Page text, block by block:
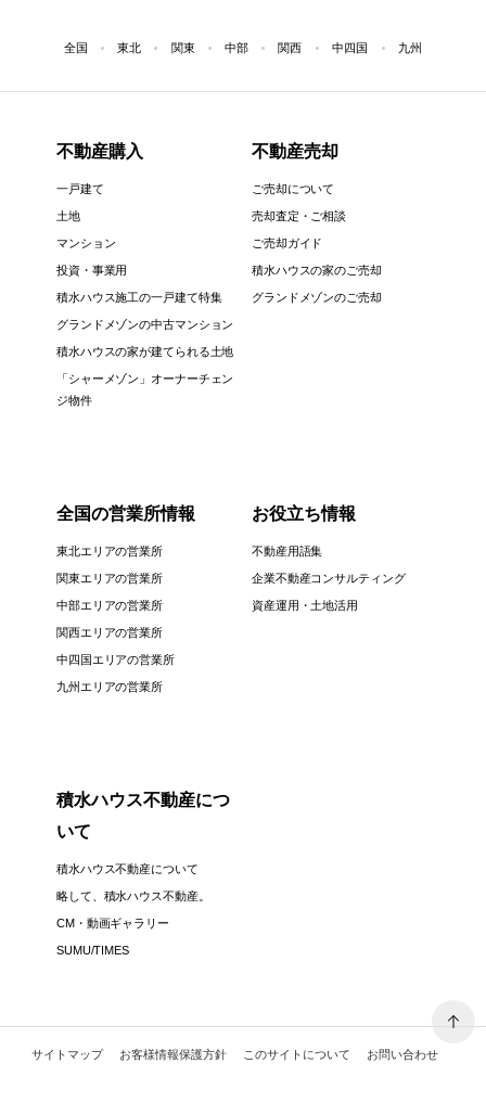
全国 東北 関東 中部 関西 中四国 九州
不動産購入
一戸建て
土地
マンション
投資・事業用
積水ハウス施工の一戸建て特集
グランドメゾンの中古マンション
積水ハウスの家が建てられる土地
「シャーメゾン」オーナーチェン
ジ物件
不動産売却
ご売却について
売却査定・ご相談
ご売却ガイド
積水ハウスの家のご売却
グランドメゾンのご売却
全国の営業所情報
東北エリアの営業所
関東エリアの営業所
中部エリアの営業所
関西エリアの営業所
中四国エリアの営業所
九州エリアの営業所
お役立ち情報
不動産用語集
企業不動産コンサルティング
資産運用・土地活用
積水ハウス不動産につ
いて
積水ハウス不動産について
略して、積水ハウス不動産。
CM・動画ギャラリー
SUMU/TIMES
サイトマップ お客様情報保護方針 このサイトについて お問い合わせ